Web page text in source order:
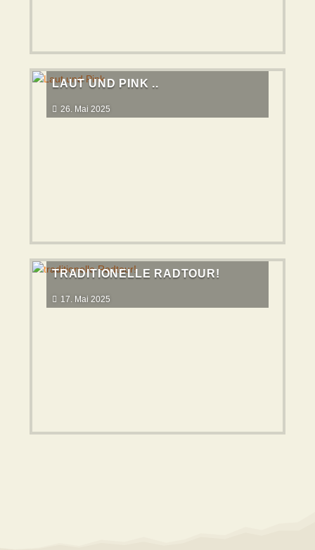
LAUT UND PINK ..
26. Mai 2025
TRADITIONELLE RADTOUR!
17. Mai 2025